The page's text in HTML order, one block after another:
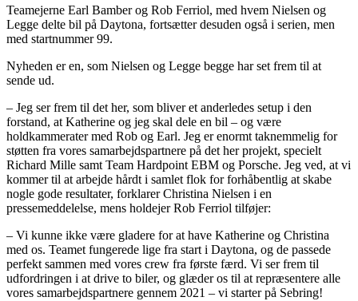
Teamejerne Earl Bamber og Rob Ferriol, med hvem Nielsen og
Legge delte bil på Daytona, fortsætter desuden også i serien, men
med startnummer 99.
Nyheden er en, som Nielsen og Legge begge har set frem til at
sende ud.
– Jeg ser frem til det her, som bliver et anderledes setup i den
forstand, at Katherine og jeg skal dele en bil – og være
holdkammerater med Rob og Earl. Jeg er enormt taknemmelig for
støtten fra vores samarbejdspartnere på det her projekt, specielt
Richard Mille samt Team Hardpoint EBM og Porsche. Jeg ved, at vi
kommer til at arbejde hårdt i samlet flok for forhåbentlig at skabe
nogle gode resultater, forklarer Christina Nielsen i en
pressemeddelelse, mens holdejer Rob Ferriol tilføjer:
– Vi kunne ikke være gladere for at have Katherine og Christina
med os. Teamet fungerede lige fra start i Daytona, og de passede
perfekt sammen med vores crew fra første færd. Vi ser frem til
udfordringen i at drive to biler, og glæder os til at repræsentere alle
vores samarbejdspartnere gennem 2021 – vi starter på Sebring!